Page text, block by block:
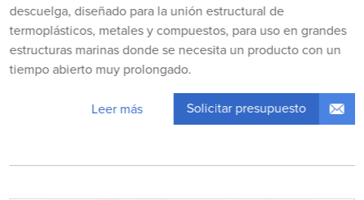
descuelga, diseñado para la unión estructural de
termoplásticos, metales y compuestos, para uso en grandes
estructuras marinas donde se necesita un producto con un
tiempo abierto muy prolongado.
Leer más Solicitar presupuesto